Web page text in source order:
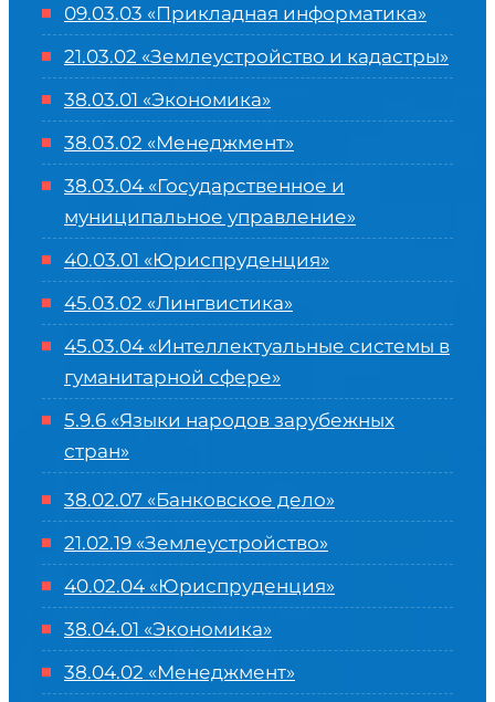
09.03.03 «Прикладная информатика»
21.03.02 «Землеустройство и кадастры»
38.03.01 «Экономика»
38.03.02 «Менеджмент»
38.03.04 «Государственное и
муниципальное управление»
40.03.01 «Юриспруденция»
45.03.02 «Лингвистика»
45.03.04 «Интеллектуальные системы в
гуманитарной сфере»
5.9.6 «Языки народов зарубежных
стран»
38.02.07 «Банковское дело»
21.02.19 «Землеустройство»
40.02.04 «Юриспруденция»
38.04.01 «Экономика»
38.04.02 «Менеджмент»